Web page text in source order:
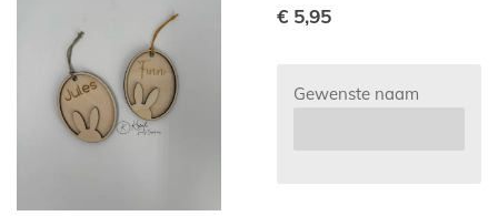
€ 5,95
Gewenste naam